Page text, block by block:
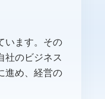
います。その
社のビジネス
進め、経営の